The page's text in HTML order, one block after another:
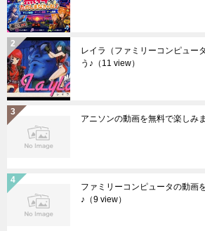
レイラ（ファミリーコンピュー
う♪ （11 view）
アニソンの動画を無料で楽しみ
ファミリーコンピュータの動画
♪ （9 view）